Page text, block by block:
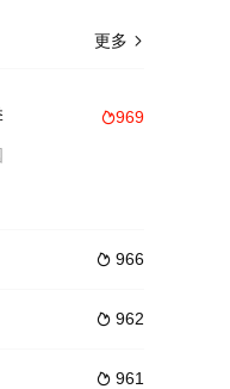
更多 
969
 966
 962
 961